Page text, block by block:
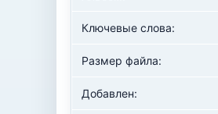
Ключевые слова:
Размер файла:
Добавлен: